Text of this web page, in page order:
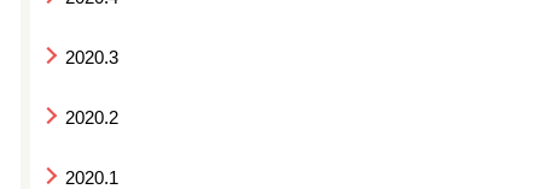
2020.3
2020.2
2020.1